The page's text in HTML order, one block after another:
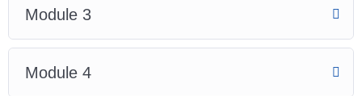
Module 3
Module 4